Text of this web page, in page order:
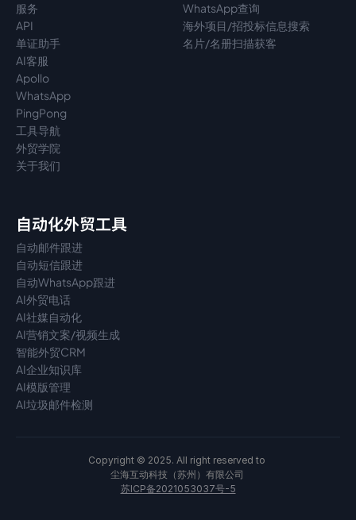
服务
API
单证助手
AI客服
Apollo
WhatsApp
PingPong
工具导航
外贸学院
关于我们
WhatsApp查询
海外项目/招投标信息搜索
名片/名册扫描获客
自动化外贸工具
自动邮件跟进
自动短信跟进
自动WhatsApp跟进
AI外贸电话
AI社媒自动化
AI营销文案/视频生成
智能外贸CRM
AI企业知识库
AI模版管理
AI垃圾邮件检测
Copyright © 2025. All right reserved to
尘海互动科技（苏州）有限公司
苏ICP备2021053037号-5